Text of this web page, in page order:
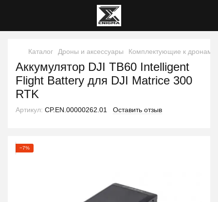
Каталог Дроны и аксессуары Комплектующие к дронам
Аккумулятор DJI TB60 Intelligent
Flight Battery для DJI Matrice 300
RTK
Артикул: CP.EN.00000262.01 Оставить отзыв
−7%